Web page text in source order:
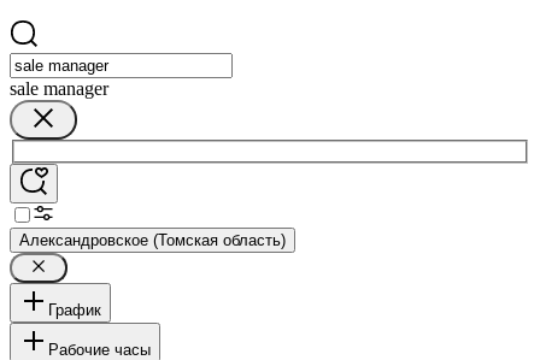
sale manager
Александровское (Томская область)
График
Рабочие часы